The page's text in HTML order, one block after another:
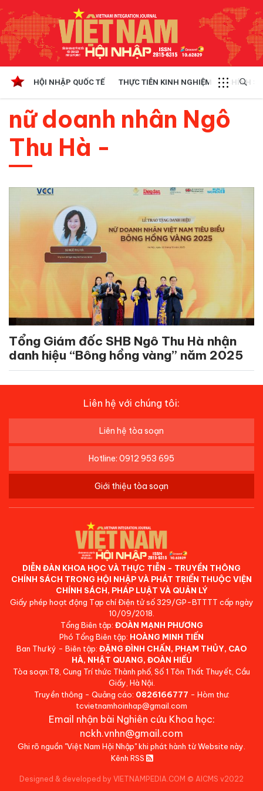
HỘI NHẬP QUỐC TẾ THỰC TIỄN KINH NGHIỆM CHÍNH
nữ doanh nhân Ngô
Thu Hà -
Tổng Giám đốc SHB Ngô Thu Hà nhận
danh hiệu “Bông hồng vàng” năm 2025
Liên hệ với chúng tôi:
Liên hệ tòa soạn
Hotline: 0912 953 695
Giới thiệu tòa soạn
DIỄN ĐÀN KHOA HỌC VÀ THỰC TIỄN - TRUYỀN THÔNG
CHÍNH SÁCH TRONG HỘI NHẬP VÀ PHÁT TRIỂN THUỘC VIỆN
CHÍNH SÁCH, PHÁP LUẬT VÀ QUẢN LÝ
Giấy phép hoạt động Tạp chí Điện tử số 329/GP-BTTTT cấp ngày
10/09/2018.
Tổng Biên tập: ĐOÀN MẠNH PHƯƠNG
Phó Tổng Biên tập: HOÀNG MINH TIẾN
Ban Thư ký - Biên tập: ĐẶNG ĐÌNH CHẤN, PHẠM THỦY, CAO
HÀ, NHẬT QUANG, ĐOÀN HIẾU
Tòa soạn:T8, Cung Trí thức Thành phố, Số 1 Tôn Thất Thuyết, Cầu
Giấy, Hà Nội.
Truyền thông - Quảng cáo: 0826166777 - Hòm thư:
tcvietnamhoinhap@gmail.com
Email nhận bài Nghiên cứu Khoa học:
nckh.vnhn@gmail.com
Ghi rõ nguồn "Việt Nam Hội Nhập" khi phát hành từ Website này.
Kênh RSS
Designed & developed by VIETNAMPEDIA.COM © AICMS v2022